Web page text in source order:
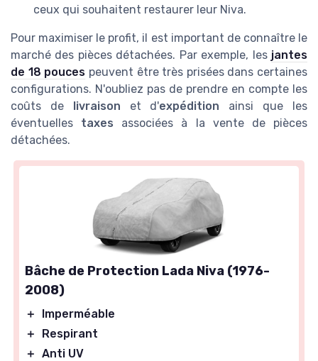
ceux qui souhaitent restaurer leur Niva.
Pour maximiser le profit, il est important de connaître le
marché des pièces détachées. Par exemple, les jantes
de 18 pouces peuvent être très prisées dans certaines
configurations. N'oubliez pas de prendre en compte les
coûts de livraison et d'expédition ainsi que les
éventuelles taxes associées à la vente de pièces
détachées.
Bâche de Protection Lada Niva (1976-
2008)
＋
Imperméable
＋
Respirant
＋ Anti UV